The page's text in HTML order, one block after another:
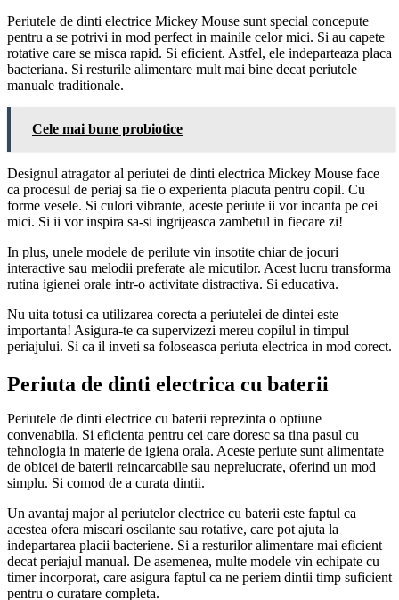
Periutele de dinti electrice Mickey Mouse sunt special concepute
pentru a se potrivi in mod perfect in mainile celor mici. Si au capete
rotative care se misca rapid. Si eficient. Astfel, ele indeparteaza placa
bacteriana. Si resturile alimentare mult mai bine decat periutele
manuale traditionale.
Cele mai bune probiotice
Designul atragator al periutei de dinti electrica Mickey Mouse face
ca procesul de periaj sa fie o experienta placuta pentru copil. Cu
forme vesele. Si culori vibrante, aceste periute ii vor incanta pe cei
mici. Si ii vor inspira sa-si ingrijeasca zambetul in fiecare zi!
In plus, unele modele de perilute vin insotite chiar de jocuri
interactive sau melodii preferate ale micutilor. Acest lucru transforma
rutina igienei orale intr-o activitate distractiva. Si educativa.
Nu uita totusi ca utilizarea corecta a periutelei de dintei este
importanta! Asigura-te ca supervizezi mereu copilul in timpul
periajului. Si ca il inveti sa foloseasca periuta electrica in mod corect.
Periuta de dinti electrica cu baterii
Periutele de dinti electrice cu baterii reprezinta o optiune
convenabila. Si eficienta pentru cei care doresc sa tina pasul cu
tehnologia in materie de igiena orala. Aceste periute sunt alimentate
de obicei de baterii reincarcabile sau neprelucrate, oferind un mod
simplu. Si comod de a curata dintii.
Un avantaj major al periutelor electrice cu baterii este faptul ca
acestea ofera miscari oscilante sau rotative, care pot ajuta la
indepartarea placii bacteriene. Si a resturilor alimentare mai eficient
decat periajul manual. De asemenea, multe modele vin echipate cu
timer incorporat, care asigura faptul ca ne periem dintii timp suficient
pentru o curatare completa.